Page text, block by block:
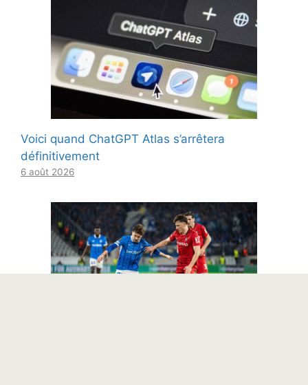
Voici quand ChatGPT Atlas s’arrêtera
définitivement
6 août 2026